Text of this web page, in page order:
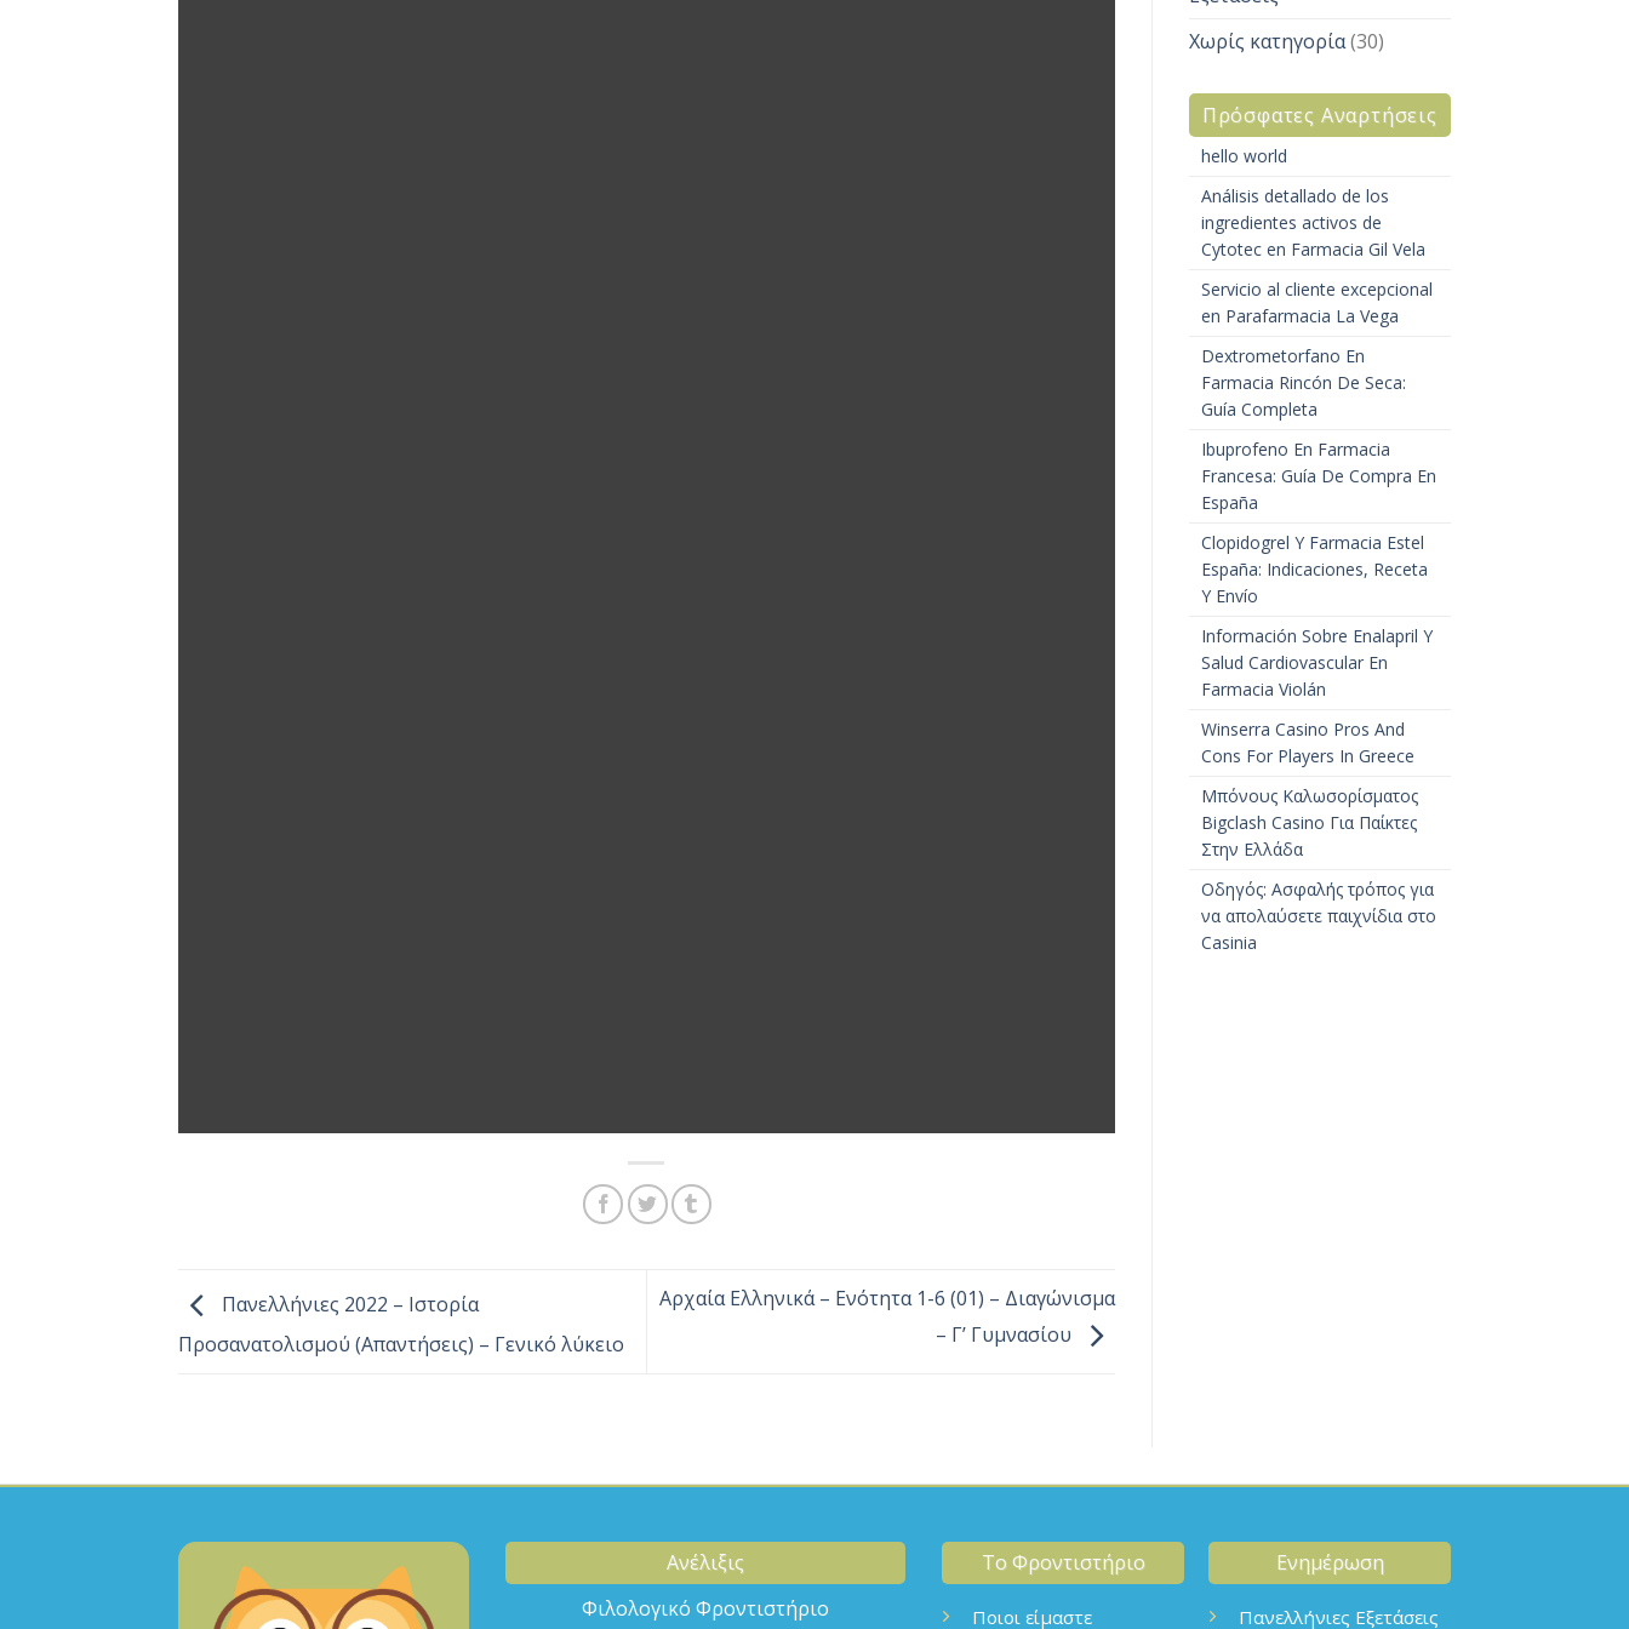
Πανελλήνιες 2022 – Ιστορία
Προσανατολισμού (Απαντήσεις) – Γενικό λύκειο
Αρχαία Ελληνικά – Ενότητα 1-6 (01) – Διαγώνισμα
– Γ’ Γυμνασίου
Χωρίς κατηγορία(30)
Πρόσφατες Αναρτήσεις
hello world
Análisis detallado de los
ingredientes activos de
Cytotec en Farmacia Gil Vela
Servicio al cliente excepcional
en Parafarmacia La Vega
Dextrometorfano En
Farmacia Rincón De Seca:
Guía Completa
Ibuprofeno En Farmacia
Francesa: Guía De Compra En
España
Clopidogrel Y Farmacia Estel
España: Indicaciones, Receta
Y Envío
Información Sobre Enalapril Y
Salud Cardiovascular En
Farmacia Violán
Winserra Casino Pros And
Cons For Players In Greece
Μπόνους Καλωσορίσματος
Bigclash Casino Για Παίκτες
Στην Ελλάδα
Οδηγός: Ασφαλής τρόπος για
να απολαύσετε παιχνίδια στο
Casinia
Ανέλιξις
Φιλολογικό Φροντιστήριο
Το Φροντιστήριο
Ποιοι είμαστε
Ενημέρωση
Πανελλήνιες Εξετάσεις